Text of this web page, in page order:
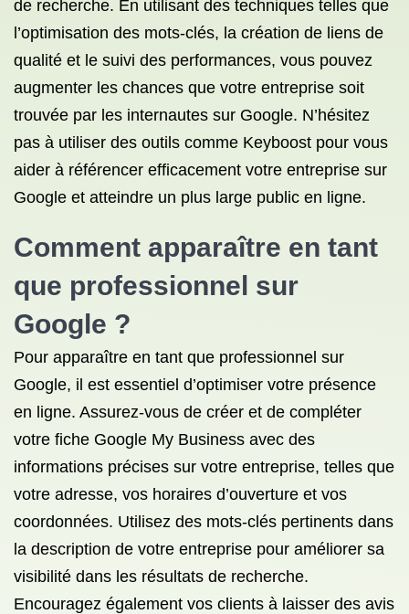
de recherche. En utilisant des techniques telles que
l’optimisation des mots-clés, la création de liens de
qualité et le suivi des performances, vous pouvez
augmenter les chances que votre entreprise soit
trouvée par les internautes sur Google. N’hésitez
pas à utiliser des outils comme Keyboost pour vous
aider à référencer efficacement votre entreprise sur
Google et atteindre un plus large public en ligne.
Comment apparaître en tant
que professionnel sur
Google ?
Pour apparaître en tant que professionnel sur
Google, il est essentiel d’optimiser votre présence
en ligne. Assurez-vous de créer et de compléter
votre fiche Google My Business avec des
informations précises sur votre entreprise, telles que
votre adresse, vos horaires d’ouverture et vos
coordonnées. Utilisez des mots-clés pertinents dans
la description de votre entreprise pour améliorer sa
visibilité dans les résultats de recherche.
Encouragez également vos clients à laisser des avis